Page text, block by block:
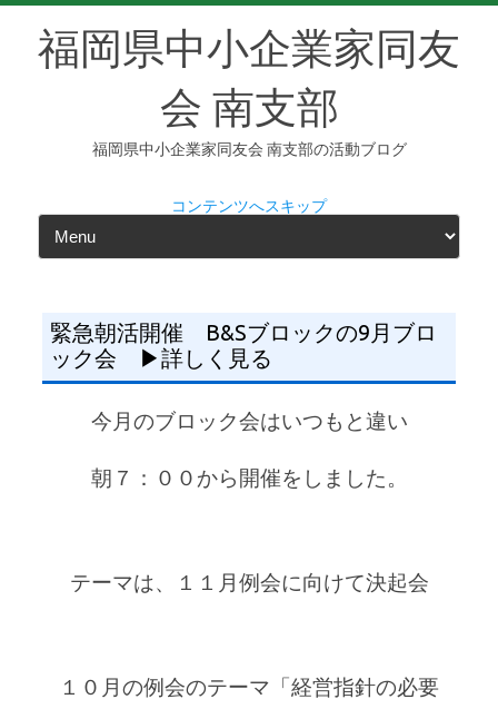
福岡県中小企業家同友
会 南支部
福岡県中小企業家同友会 南支部の活動ブログ
コンテンツへスキップ
緊急朝活開催 B&Sブロックの9月ブロ
ック会 ▶詳しく見る
今月のブロック会はいつもと違い
朝７：００から開催をしました。
テーマは、１１月例会に向けて決起会
１０月の例会のテーマ「経営指針の必要